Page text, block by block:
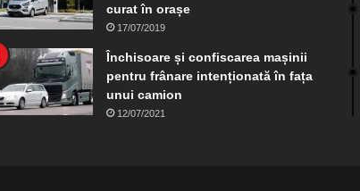
curat în orașe
17/07/2019
Închisoare și confiscarea mașinii
pentru frânare intenționată în fața
unui camion
12/07/2021